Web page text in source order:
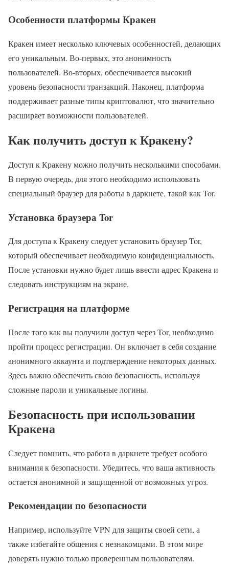
Особенности платформы Кракен
Кракен имеет несколько ключевых особенностей, делающих
его уникальным. Во-первых, это анонимность
пользователей. Во-вторых, обеспечивается высокий
уровень безопасности транзакций. Наконец, платформа
поддерживает разные типы криптовалют, что значительно
расширяет возможности пользователей.
Как получить доступ к Кракену?
Доступ к Кракену можно получить несколькими способами.
В первую очередь, для этого необходимо использовать
специальный браузер для работы в даркнете, такой как Tor.
Установка браузера Tor
Для доступа к Кракену следует установить браузер Tor,
который обеспечивает необходимую конфиденциальность.
После установки нужно будет лишь ввести адрес Кракена и
следовать инструкциям на экране.
Регистрация на платформе
После того как вы получили доступ через Tor, необходимо
пройти процесс регистрации. Он включает в себя создание
анонимного аккаунта и подтверждение некоторых данных.
Здесь важно обеспечить свою безопасность, используя
сложные пароли и уникальные логины.
Безопасность при использовании
Кракена
Следует помнить, что работа в даркнете требует особого
внимания к безопасности. Убедитесь, что ваша активность
остается анонимной и защищенной от возможных угроз.
Рекомендации по безопасности
Например, используйте VPN для защиты своей сети, а
также избегайте общения с незнакомцами. В этом мире
доверять нужно только проверенным пользователям.